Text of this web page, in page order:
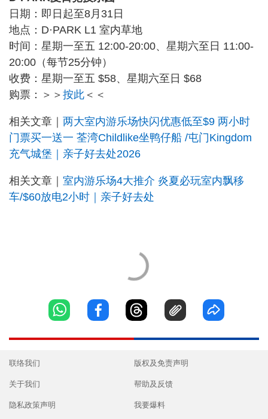
日期：即日起至8月31日
地点：D·PARK L1 室内草地
时间：星期一至五 12:00-20:00、星期六至日 11:00-
20:00（每节25分钟）
收费：星期一至五 $58、星期六至日 $68
购票：＞＞ 按此 ＜＜
相关文章｜ 两大室内游乐场快闪优惠低至$9 两小时
门票买一送一 荃湾Childlike坐鸭仔船 /屯门Kingdom
充气城堡｜亲子好去处2026
相关文章｜ 室内游乐场4大推介 炎夏必玩室内飘移
车/$60放电2小时｜亲子好去处
联络我们
关于我们
隐私政策声明
版权及免责声明
帮助及反馈
我要爆料